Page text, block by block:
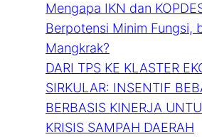
Mengapa IKN dan
Berpotensi Minim Fungsi,
Mangkrak?
DARI TPS KE KLASTER
SIRKULAR: INSENTIF
BERBASIS KINERJA
KRISIS SAMPAH DAERAH